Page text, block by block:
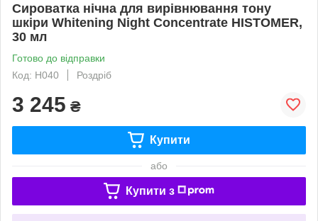
Сироватка нічна для вирівнювання тону
шкіри Whitening Night Concentrate HISTOMER,
30 мл
Готово до відправки
Код: H040
Роздріб
3 245 ₴
Купити
або
Купити з